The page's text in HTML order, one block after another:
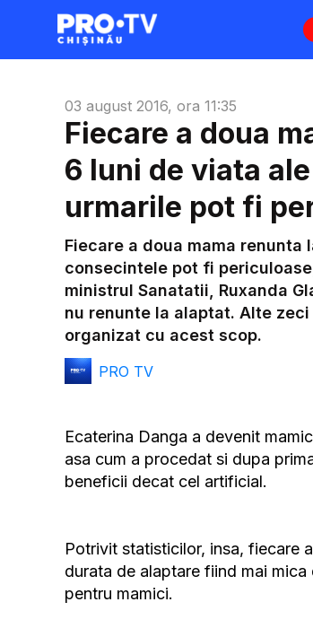
03 august 2016, ora 11:35
Fiecare a doua
6 luni de viata
urmarile pot fi
Fiecare a doua mama
consecintele pot fi
ministrul Sanatatii, Ruxanda
nu renunte la alaptat. Alte
organizat cu acest scop.
PRO TV
Ecaterina Danga a devenit
asa cum a procedat si dupa
beneficii decat cel artificial.
Potrivit statisticilor, insa, fiecare
durata de alaptare fiind mai
pentru mamici.